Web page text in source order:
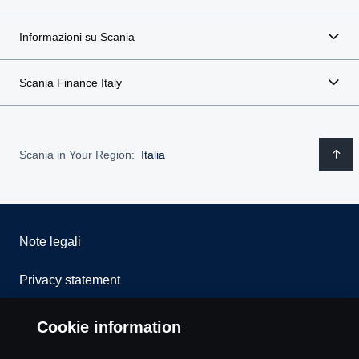
Informazioni su Scania
Scania Finance Italy
Scania in Your Region: Italia
Note legali
Privacy statement
Cookies
Cookie information